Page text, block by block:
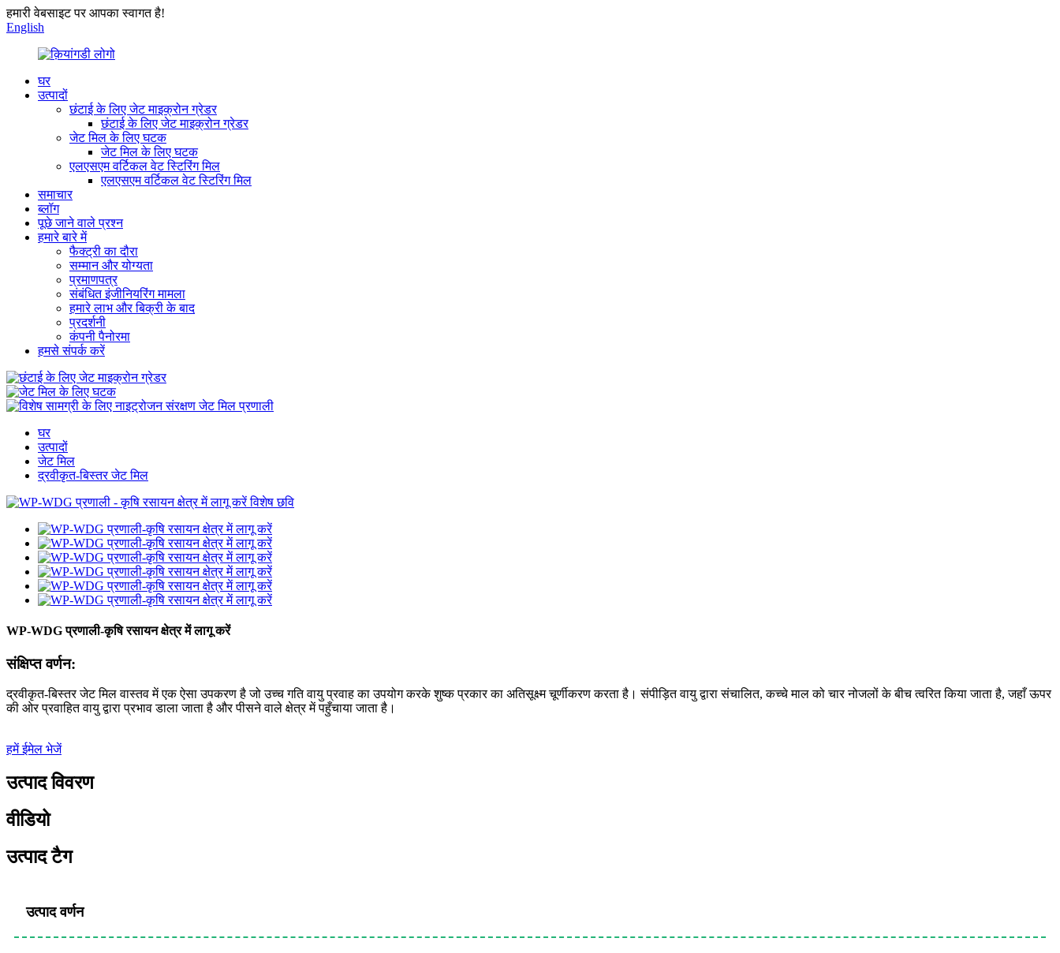
हमारी वेबसाइट पर आपका स्वागत है!
English
घर
उत्पादों
छंटाई के लिए जेट माइक्रोन ग्रेडर
छंटाई के लिए जेट माइक्रोन ग्रेडर
जेट मिल के लिए घटक
जेट मिल के लिए घटक
एलएसएम वर्टिकल वेट स्टिरिंग मिल
एलएसएम वर्टिकल वेट स्टिरिंग मिल
समाचार
ब्लॉग
पूछे जाने वाले प्रश्न
हमारे बारे में
फैक्ट्री का दौरा
सम्मान और योग्यता
प्रमाणपत्र
संबंधित इंजीनियरिंग मामला
हमारे लाभ और बिक्री के बाद
प्रदर्शनी
कंपनी पैनोरमा
हमसे संपर्क करें
घर
उत्पादों
जेट मिल
द्रवीकृत-बिस्तर जेट मिल
WP-WDG प्रणाली-कृषि रसायन क्षेत्र में लागू करें
संक्षिप्त वर्णन:
द्रवीकृत-बिस्तर जेट मिल वास्तव में एक ऐसा उपकरण है जो उच्च गति वायु प्रवाह का उपयोग करके शुष्क प्रकार का अतिसूक्ष्म चूर्णीकरण करता है। संपीड़ित वायु द्वारा संचालित, कच्चे माल को चार नोजलों के बीच त्वरित किया जाता है, जहाँ ऊपर
की ओर प्रवाहित वायु द्वारा प्रभाव डाला जाता है और पीसने वाले क्षेत्र में पहुँचाया जाता है।
हमें ईमेल भेजें
उत्पाद विवरण
वीडियो
उत्पाद टैग
उत्पाद वर्णन